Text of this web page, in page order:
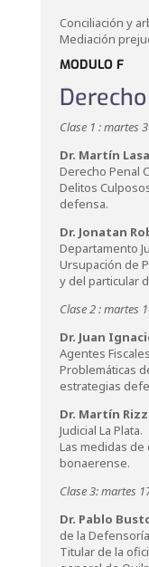
Conciliación y
Mediación
MODULO F
Clase 1 : martes
Dr. Martín
Derecho Penal
Delitos
defensa.
Dr. Jonatan
Departamento
Ursupación de
y del particular
Clase 2 : martes
Dr. Juan
Agentes
Problemáticas
estrategias
Dr. Martín
Judicial La Plata.
Las medidas
bonaerense.
Clase 3: martes
Dr. Pablo
de la
Titular de la